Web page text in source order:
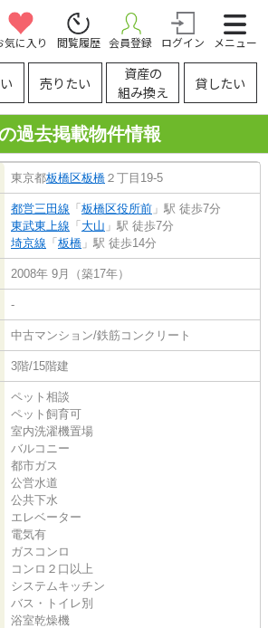
気に入り 閲覧履歴 会員登録 ログイン メニュー
売りたい
資産の
組み換え
貸したい
過去掲載物件情報
東京都板橋区板橋 ２丁目19-5
都営三田線 「板橋区役所前 」駅 徒歩7分
東武東上線 「大山 」駅 徒歩7分
埼京線 「板橋 」駅 徒歩14分
2008年 9月（築17年）
-
中古マンション/鉄筋コンクリート
3階/15階建
ペット相談
ペット飼育可
室内洗濯機置場
バルコニー
都市ガス
公営水道
公共下水
エレベーター
電気有
ガスコンロ
コンロ２口以上
システムキッチン
バス・トイレ別
浴室乾燥機